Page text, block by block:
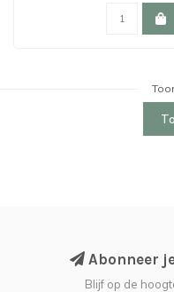
Abonneer
Blijf op de